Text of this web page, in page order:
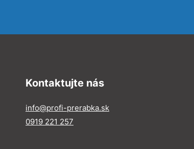
Kontaktujte nás
info@profi-prerabka.sk
0919 221 257